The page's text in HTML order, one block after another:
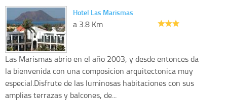
Hotel Las Marismas
a 3.8 Km
Las Marismas abrio en el año 2003, y desde entonces da
la bienvenida con una composicion arquitectonica muy
especial.Disfrute de las luminosas habitaciones con sus
amplias terrazas y balcones, de...